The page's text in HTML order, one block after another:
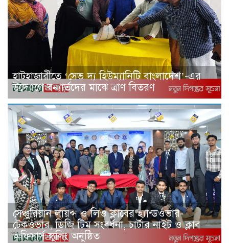
হাটহাজারীতে ‘সেভ দ্য হিউম্যানিটি বাংলাদেশ’-এর
উদ্যোগে বন্যার্তদের মাঝে ত্রাণ বিতরণ
সেঞ্চুরিয়ান লায়ন্স ও লিও ক্লাবের হ্যান্ডওভার-
টেকওভার, ডিজি টিম সংবর্ধনা, চার্টার নাইট ও ক্লাব
অফিসার্স স্কুলিং অনুষ্ঠিত